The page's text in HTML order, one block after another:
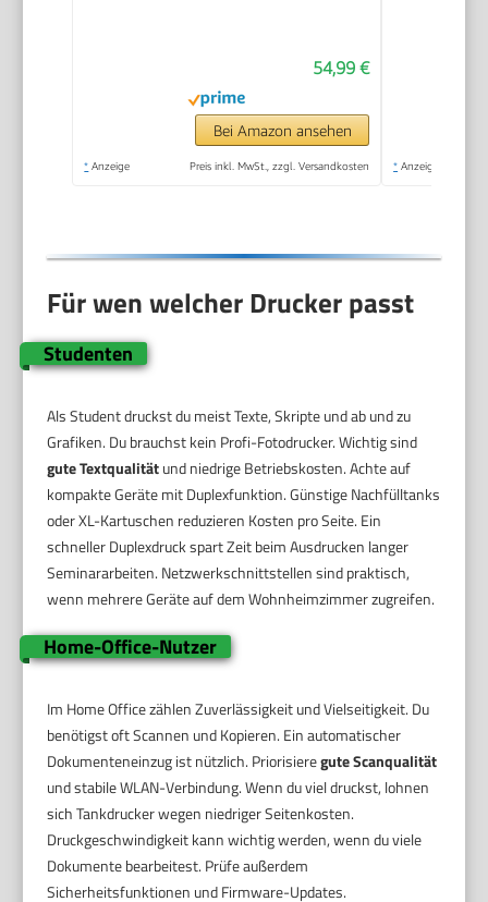
WLAN, Apple AirPrint,
20 Blatt ADF,
Duplexdruck,
kompatibel mit Pixma
54,99 €
Bei Amazon ansehen
* Anzeige Preis inkl. MwSt., zzgl. Versandkosten * Anzeige
Für wen welcher Drucker passt
Studenten
Als Student druckst du meist Texte, Skripte und ab und zu
Grafiken. Du brauchst kein Profi-Fotodrucker. Wichtig sind
gute Textqualitätund niedrige Betriebskosten. Achte auf
kompakte Geräte mit Duplexfunktion. Günstige Nachfülltanks
oder XL-Kartuschen reduzieren Kosten pro Seite. Ein
schneller Duplexdruck spart Zeit beim Ausdrucken langer
Seminararbeiten. Netzwerkschnittstellen sind praktisch,
wenn mehrere Geräte auf dem Wohnheimzimmer zugreifen.
Home-Office-Nutzer
Im Home Office zählen Zuverlässigkeit und Vielseitigkeit. Du
benötigst oft Scannen und Kopieren. Ein automatischer
Dokumenteneinzug ist nützlich. Priorisieregute Scanqualität
und stabile WLAN-Verbindung. Wenn du viel druckst, lohnen
sich Tankdrucker wegen niedriger Seitenkosten.
Druckgeschwindigkeit kann wichtig werden, wenn du viele
Dokumente bearbeitest. Prüfe außerdem
Sicherheitsfunktionen und Firmware-Updates.